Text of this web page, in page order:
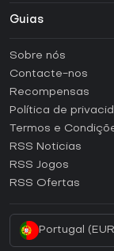
Guias
Como ativar uma
Como ativar uma
Como ativar uma
Como ativar uma
Como ativar uma
Sobre nós
Contacte-nos
Recompensas
Política de
Termos e
RSS Noticias
RSS Jogos
RSS Ofertas
Portugal